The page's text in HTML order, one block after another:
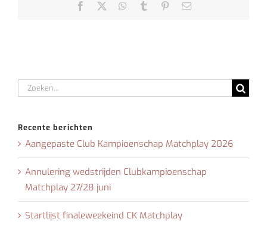
Facebook WhatsApp
Tumblr Pinterest
E-
Zoeken
naar:
Recente berichten
Aangepaste Club Kampioenschap Matchplay 2026
Annulering wedstrijden Clubkampioenschap
Matchplay 27/28 juni
Startlijst finaleweekeind CK Matchplay